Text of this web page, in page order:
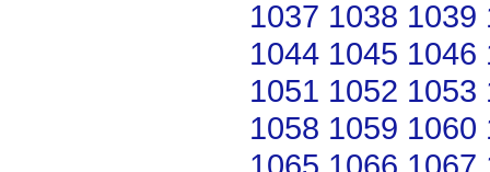
1037 1038 1039
1044 1045 1046
1051 1052 1053
1058 1059 1060